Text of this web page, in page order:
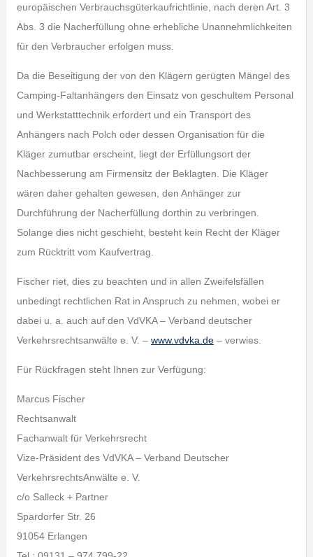
europäischen Verbrauchsgüterkaufrichtlinie, nach deren Art. 3
Abs. 3 die Nacherfüllung ohne erhebliche Unannehmlichkeiten
für den Verbraucher erfolgen muss.
Da die Beseitigung der von den Klägern gerügten Mängel des
Camping-Faltanhängers den Einsatz von geschultem Personal
und Werkstatttechnik erfordert und ein Transport des
Anhängers nach Polch oder dessen Organisation für die
Kläger zumutbar erscheint, liegt der Erfüllungsort der
Nachbesserung am Firmensitz der Beklagten. Die Kläger
wären daher gehalten gewesen, den Anhänger zur
Durchführung der Nacherfüllung dorthin zu verbringen.
Solange dies nicht geschieht, besteht kein Recht der Kläger
zum Rücktritt vom Kaufvertrag.
Fischer riet, dies zu beachten und in allen Zweifelsfällen
unbedingt rechtlichen Rat in Anspruch zu nehmen, wobei er
dabei u. a. auch auf den VdVKA – Verband deutscher
Verkehrsrechtsanwälte e. V. – www.vdvka.de– verwies.
Für Rückfragen steht Ihnen zur Verfügung:
Marcus Fischer
Rechtsanwalt
Fachanwalt für Verkehrsrecht
Vize-Präsident des VdVKA – Verband Deutscher
VerkehrsrechtsAnwälte e. V.
c/o Salleck + Partner
Spardorfer Str. 26
91054 Erlangen